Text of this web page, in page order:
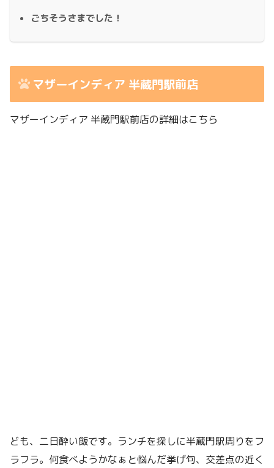
ごちそうさまでした！
マザーインディア 半蔵門駅前店
マザーインディア 半蔵門駅前店の詳細はこちら
ども、二日酔い飯です。ランチを探しに半蔵門駅周りをフ
ラフラ。何食べようかなぁと悩んだ挙げ句、交差点の近く